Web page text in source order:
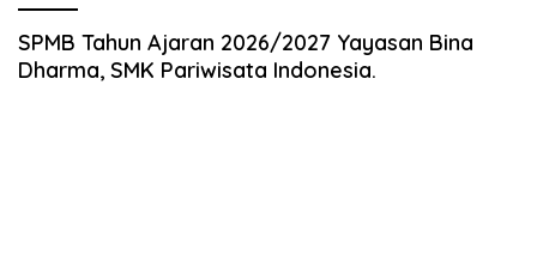
SPMB Tahun Ajaran 2026/2027 Yayasan Bina
Dharma, SMK Pariwisata Indonesia.